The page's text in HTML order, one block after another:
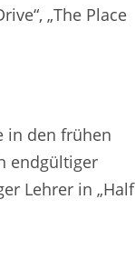
„The Place
in den frühen
endgültiger
Lehrer in „Half